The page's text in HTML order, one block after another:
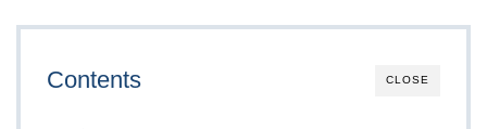
CLOSE
Contents